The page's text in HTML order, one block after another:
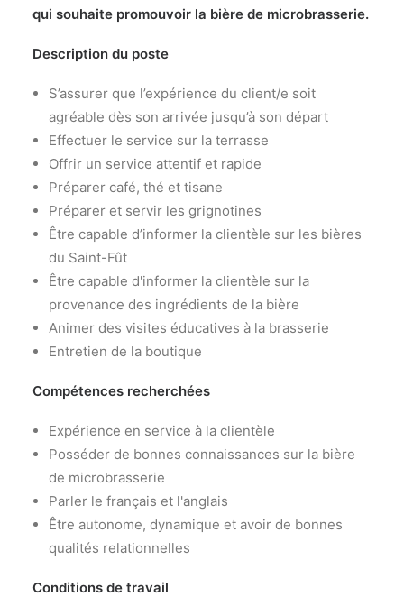
qui souhaite promouvoir la bière de microbrasserie.
Description du poste
S’assurer que l’expérience du client/e soit
agréable dès son arrivée jusqu’à son départ
Effectuer le service sur la terrasse
Offrir un service attentif et rapide
Préparer café, thé et tisane
Préparer et servir les grignotines
Être capable d’informer la clientèle sur les bières
du Saint-Fût
Être capable d'informer la clientèle sur la
provenance des ingrédients de la bière
Animer des visites éducatives à la brasserie
Entretien de la boutique
Compétences recherchées
Expérience en service à la clientèle
Posséder de bonnes connaissances sur la bière
de microbrasserie
Parler le français et l'anglais
Être autonome, dynamique et avoir de bonnes
qualités relationnelles
Conditions de travail